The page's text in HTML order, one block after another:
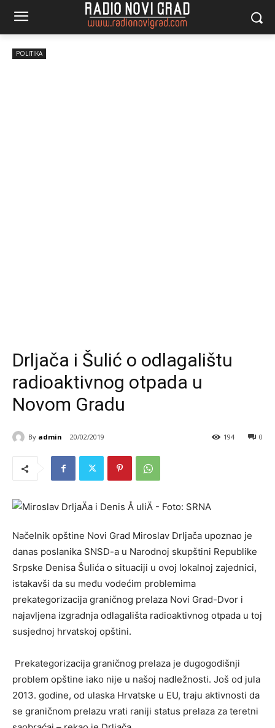
POLITIKA
Drljača i Šulić o odlagalištu
radioaktivnog otpada u
Novom Gradu
By admin 20/02/2019 0
194
Načelnik opštine Novi Grad Miroslav Drljača upoznao je
danas poslanika SNSD-a u Narodnoj skupštini Republike
Srpske Denisa Šulića o situaciji u ovoj lokalnoj zajednici,
istakavši da su među vodećim problemima
prekategorizacija graničnog prelaza Novi Grad-Dvor i
najavljena izgradnja odlagališta radioaktivnog otpada u toj
susjednoj hrvatskoj opštini.
Prekategorizacija graničnog prelaza je dugogodišnji
problem opštine iako nije u našoj nadležnosti. Јoš od jula
2013. godine, od ulaska Hrvatske u EU, traju aktivnosti da
se graničnom prelazu vrati raniji status prelaza za teretni